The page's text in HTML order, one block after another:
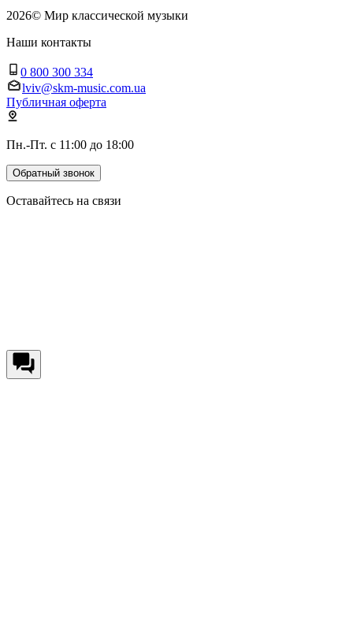
2026© Мир классической музыки
Наши контакты
0 800 300 334
lviv@skm-music.com.ua
Публичная оферта
Пн.-Пт. с 11:00 до 18:00
Обратный звонок
Оставайтесь на связи